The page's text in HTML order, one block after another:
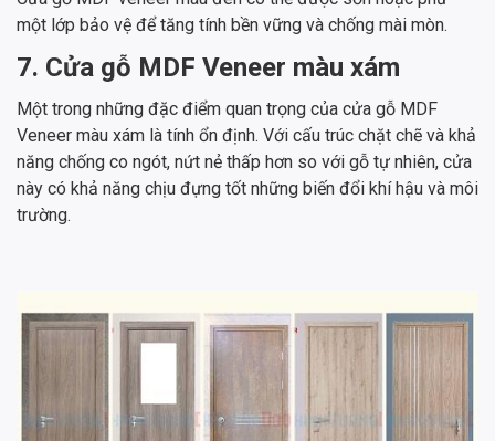
một lớp bảo vệ để tăng tính bền vững và chống mài mòn.
7. Cửa gỗ MDF Veneer màu xám
Một trong những đặc điểm quan trọng của cửa gỗ MDF
Veneer màu xám là tính ổn định. Với cấu trúc chặt chẽ và khả
năng chống co ngót, nứt nẻ thấp hơn so với gỗ tự nhiên, cửa
này có khả năng chịu đựng tốt những biến đổi khí hậu và môi
trường.